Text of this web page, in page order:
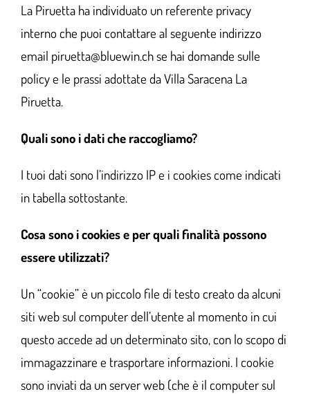
La Piruetta ha individuato un referente privacy
interno che puoi contattare al seguente indirizzo
email piruetta@bluewin.chse hai domande sulle
policy e le prassi adottate da Villa Saracena La
Piruetta.
Quali sono i dati che raccogliamo?
I tuoi dati sono l’indirizzo IP e i cookies come indicati
in tabella sottostante.
Cosa sono i cookies e per quali finalità possono
essere utilizzati?
Un “cookie” è un piccolo file di testo creato da alcuni
siti web sul computer dell’utente al momento in cui
questo accede ad un determinato sito, con lo scopo di
immagazzinare e trasportare informazioni. I cookie
sono inviati da un server web (che è il computer sul